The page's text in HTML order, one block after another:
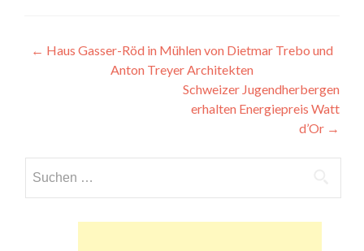
Beitragsnavigation
← Haus Gasser-Röd in Mühlen von Dietmar Trebo und
Anton Treyer Architekten
Schweizer Jugendherbergen
erhalten Energiepreis Watt
d’Or →
nach: